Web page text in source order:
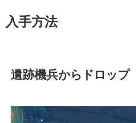
入手方法
遺跡機兵からドロップ